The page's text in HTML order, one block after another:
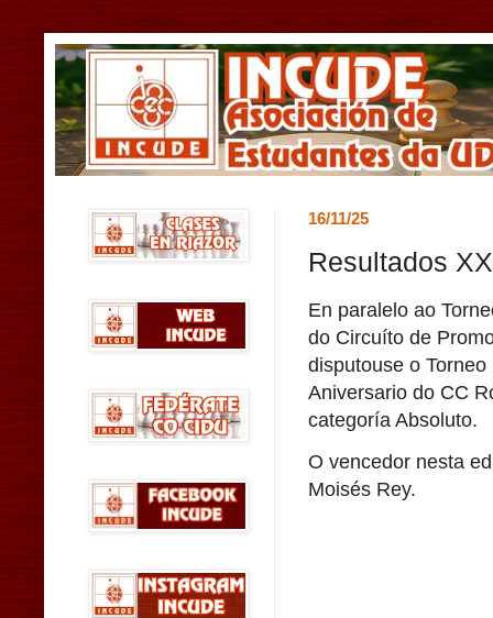
16/11/25
Resultados
En paralelo ao
do Circuíto de
disputouse o Torneo
Aniversario do CC
categoría Absoluto.
O vencedor nesta
Moisés Rey.